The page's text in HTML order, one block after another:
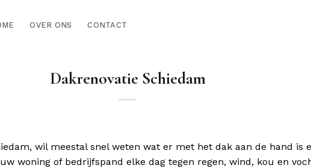
OVER ONS CONTACT
Dakrenovatie Schiedam
wil meestal snel weten wat er met het dak aan de hand is
woning of bedrijfspand elke dag tegen regen, wind, kou en